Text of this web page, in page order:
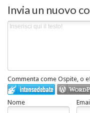
Invia un nuovo
Commenta come Ospite, o
Nome Email